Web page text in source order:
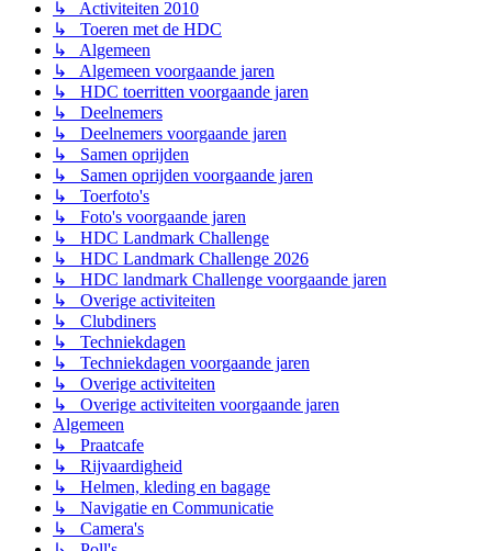
↳ Activiteiten 2010
↳ Toeren met de HDC
↳ Algemeen
↳ Algemeen voorgaande jaren
↳ HDC toerritten voorgaande jaren
↳ Deelnemers
↳ Deelnemers voorgaande jaren
↳ Samen oprijden
↳ Samen oprijden voorgaande jaren
↳ Toerfoto's
↳ Foto's voorgaande jaren
↳ HDC Landmark Challenge
↳ HDC Landmark Challenge 2026
↳ HDC landmark Challenge voorgaande jaren
↳ Overige activiteiten
↳ Clubdiners
↳ Techniekdagen
↳ Techniekdagen voorgaande jaren
↳ Overige activiteiten
↳ Overige activiteiten voorgaande jaren
Algemeen
↳ Praatcafe
↳ Rijvaardigheid
↳ Helmen, kleding en bagage
↳ Navigatie en Communicatie
↳ Camera's